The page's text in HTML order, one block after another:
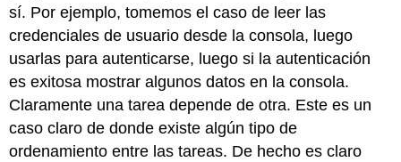
sí. Por ejemplo, tomemos el caso de leer las
credenciales de usuario desde la consola, luego
usarlas para autenticarse, luego si la autenticación
es exitosa mostrar algunos datos en la consola.
Claramente una tarea depende de otra. Este es un
caso claro de donde existe algún tipo de
ordenamiento entre las tareas. De hecho es claro